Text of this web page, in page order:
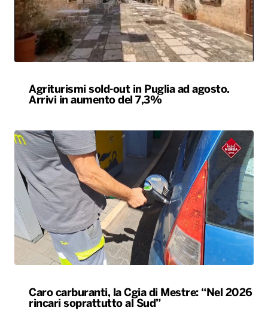
Agriturismi sold-out in Puglia ad agosto.
Arrivi in aumento del 7,3%
Caro carburanti, la Cgia di Mestre: “Nel 2026
rincari soprattutto al Sud”